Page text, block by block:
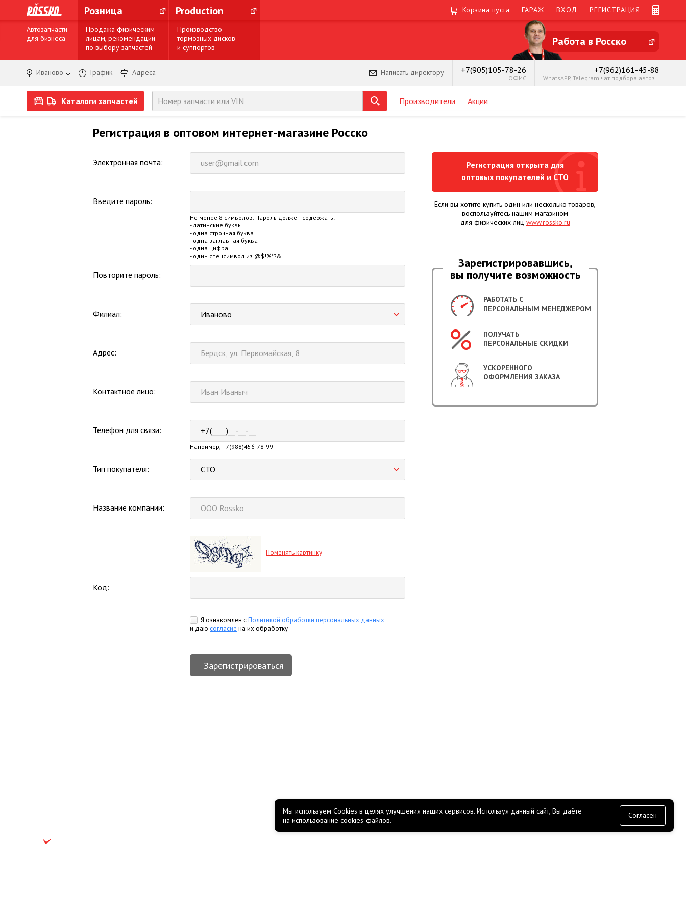
Мы используем Cookies в целях улучшения наших сервисов. Используя данный сайт, Вы даёте
на использование cookies-файлов.
Согласен
Розница Production Корзина пуста ГАРАЖ ВХОД РЕГИСТРАЦИЯ
Автозапчасти
для бизнеса
Продажа физическим
лицам, рекомендации
по выбору запчастей
Производство
тормозных дисков
и суппортов
Работа в Росско
Иваново График Адреса Написать директору +7(905)105-78-26
ОФИС
+7(962)161-45-88
Каталоги запчастей Производители Акции
Регистрация в оптовом интернет-магазине Росско
Электронная почта:
Введите пароль:
Не менее 8 символов. Пароль должен содержать:
- латинские буквы
- одна строчная буква
- одна заглавная буква
- одна цифра
- один спецсимвол из @$!%*?&
Повторите пароль:
Филиал: Иваново
Адрес:
Контактное лицо:
Телефон для связи:
Например, +7(988)456-78-99
Тип покупателя: СТО
Название компании:
Поменять картинку
Код:
Я ознакомлен сПолитикой обработки персональных данных
и даю согласие на их обработку
Регистрация открыта для
оптовых покупателей и СТО
Если вы хотите купить один или несколько товаров,
воспользуйтесь нашим магазином
для физических лиц www.rossko.ru
Зарегистрировавшись,
вы получите возможность
РАБОТАТЬ С
ПЕРСОНАЛЬНЫМ МЕНЕДЖЕРОМ
ПОЛУЧАТЬ
ПЕРСОНАЛЬНЫЕ СКИДКИ
УСКОРЕННОГО
ОФОРМЛЕНИЯ ЗАКАЗА